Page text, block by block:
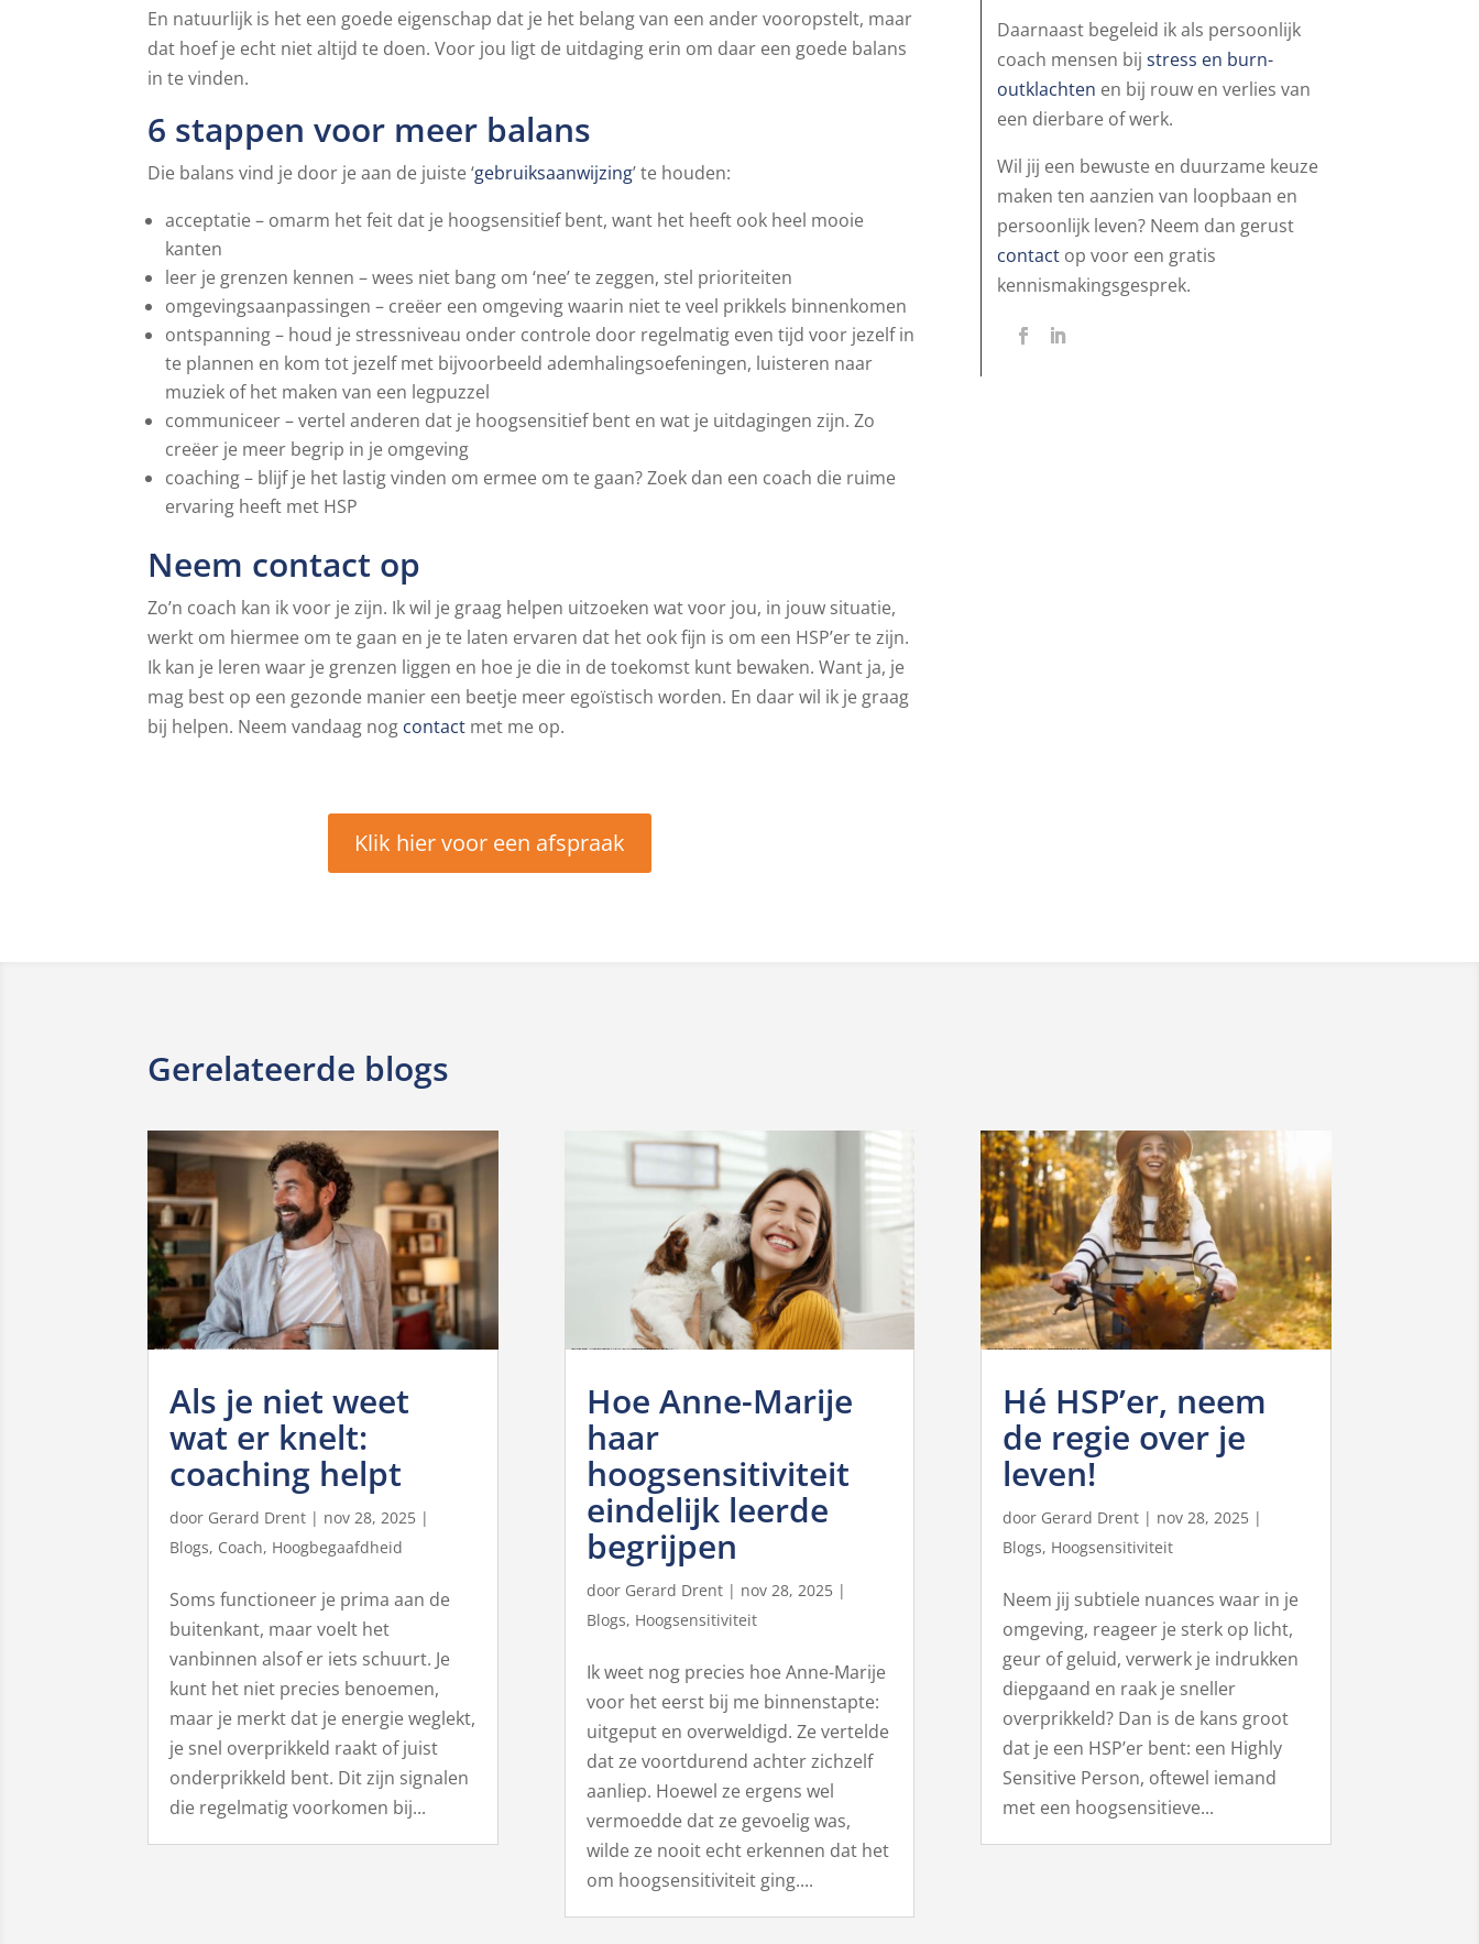
En natuurlijk is het een goede eigenschap dat je het belang van een ander vooropstelt, maar
dat hoef je echt niet altijd te doen. Voor jou ligt de uitdaging erin om daar een goede balans
in te vinden.
6 stappen voor meer balans
Die balans vind je door je aan de juiste ‘gebruiksaanwijzing’ te houden:
acceptatie – omarm het feit dat je hoogsensitief bent, want het heeft ook heel mooie
kanten
leer je grenzen kennen – wees niet bang om ‘nee’ te zeggen, stel prioriteiten
omgevingsaanpassingen – creëer een omgeving waarin niet te veel prikkels binnenkomen
ontspanning – houd je stressniveau onder controle door regelmatig even tijd voor jezelf in
te plannen en kom tot jezelf met bijvoorbeeld ademhalingsoefeningen, luisteren naar
muziek of het maken van een legpuzzel
communiceer – vertel anderen dat je hoogsensitief bent en wat je uitdagingen zijn. Zo
creëer je meer begrip in je omgeving
coaching – blijf je het lastig vinden om ermee om te gaan? Zoek dan een coach die ruime
ervaring heeft met HSP
Neem contact op
Zo’n coach kan ik voor je zijn. Ik wil je graag helpen uitzoeken wat voor jou, in jouw situatie,
werkt om hiermee om te gaan en je te laten ervaren dat het ook fijn is om een HSP’er te zijn.
Ik kan je leren waar je grenzen liggen en hoe je die in de toekomst kunt bewaken. Want ja, je
mag best op een gezonde manier een beetje meer egoïstisch worden. En daar wil ik je graag
bij helpen. Neem vandaag nog contact met me op.
Daarnaast begeleid ik als persoonlijk
coach mensen bij stress en burn-
outklachten en bij rouw en verlies van
een dierbare of werk.
Wil jij een bewuste en duurzame keuze
maken ten aanzien van loopbaan en
persoonlijk leven? Neem dan gerust
contactop voor een gratis
kennismakingsgesprek.
Klik hier voor een afspraak
Gerelateerde blogs
Als je niet weet
wat er knelt:
coaching helpt
door Gerard Drent | nov 28, 2025 |
Blogs, Coach, Hoogbegaafdheid
Soms functioneer je prima aan de
buitenkant, maar voelt het
vanbinnen alsof er iets schuurt. Je
kunt het niet precies benoemen,
maar je merkt dat je energie weglekt,
je snel overprikkeld raakt of juist
onderprikkeld bent. Dit zijn signalen
die regelmatig voorkomen bij...
Hoe Anne-Marije
haar
hoogsensitiviteit
eindelijk leerde
begrijpen
door Gerard Drent| nov 28, 2025|
Blogs, Hoogsensitiviteit
Ik weet nog precies hoe Anne-Marije
voor het eerst bij me binnenstapte:
uitgeput en overweldigd. Ze vertelde
dat ze voortdurend achter zichzelf
aanliep. Hoewel ze ergens wel
vermoedde dat ze gevoelig was,
wilde ze nooit echt erkennen dat het
om hoogsensitiviteit ging....
Hé HSP’er, neem
de regie over je
leven!
door Gerard Drent| nov 28, 2025|
Blogs, Hoogsensitiviteit
Neem jij subtiele nuances waar in je
omgeving, reageer je sterk op licht,
geur of geluid, verwerk je indrukken
diepgaand en raak je sneller
overprikkeld? Dan is de kans groot
dat je een HSP’er bent: een Highly
Sensitive Person, oftewel iemand
met een hoogsensitieve...